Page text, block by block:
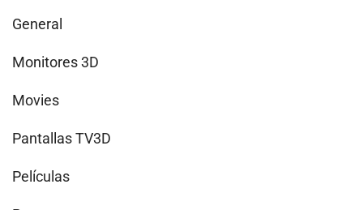
General
Monitores 3D
Movies
Pantallas TV3D
Películas